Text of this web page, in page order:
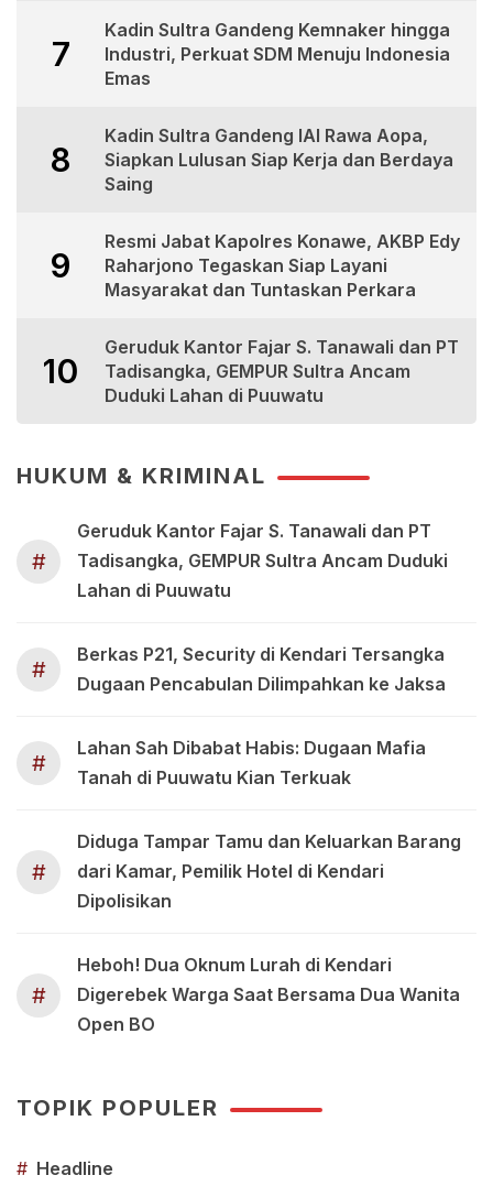
7
Kadin Sultra Gandeng Kemnaker hingga
Industri, Perkuat SDM Menuju Indonesia
Emas
8
Kadin Sultra Gandeng IAI Rawa Aopa,
Siapkan Lulusan Siap Kerja dan Berdaya
Saing
9
Resmi Jabat Kapolres Konawe, AKBP Edy
Raharjono Tegaskan Siap Layani
Masyarakat dan Tuntaskan Perkara
10
Geruduk Kantor Fajar S. Tanawali dan PT
Tadisangka, GEMPUR Sultra Ancam
Duduki Lahan di Puuwatu
HUKUM & KRIMINAL
#
Geruduk Kantor Fajar S. Tanawali dan PT
Tadisangka, GEMPUR Sultra Ancam Duduki
Lahan di Puuwatu
#
Berkas P21, Security di Kendari Tersangka
Dugaan Pencabulan Dilimpahkan ke Jaksa
#
Lahan Sah Dibabat Habis: Dugaan Mafia
Tanah di Puuwatu Kian Terkuak
#
Diduga Tampar Tamu dan Keluarkan Barang
dari Kamar, Pemilik Hotel di Kendari
Dipolisikan
#
Heboh! Dua Oknum Lurah di Kendari
Digerebek Warga Saat Bersama Dua Wanita
Open BO
TOPIK POPULER
# Headline